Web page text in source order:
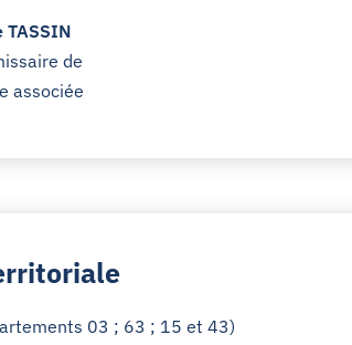
TASSIN
de
associée
03 ; 63 ; 15 et 43)